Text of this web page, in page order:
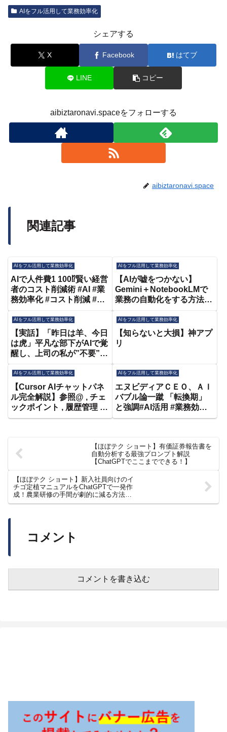
AIをフル活用して業務効率化
シェアする
X Facebook はてブ
LINE コピー
aibiztaronavi.spaceをフォローする
aibiztaronavi.space
関連記事
AIをフル活用して業務効率化
AIで人件費1 100⁉️賢い経営
者のコスト削減術 #AI #業
務効率化 #コスト削減 #DX
#天秤AI
AIをフル活用して業務効率化
【AIが嘘をつかない】
Gemini＋NotebookLMで
業務の自動化をする方法を
AIをフル活用して業務効率化
【実話】「昨日は羊、今日
は虎」平凡な部下がAIで覚
醒し、上司の私が”不要”に
用 #下剋上 #仕事術 #キャ
リア #DX #業務効率化 #上
司と部下 #リスキリング
AIをフル活用して業務効率化
【知らないと大損】神アプ
リ
AIをフル活用して業務効率化
【Cursor AIチャットパネ
ル完全解説】参照@ , チェ
ックポイント , 履歴管理 ,
チャット共有
AIをフル活用して業務効率化
エヌビディアＣＥＯ、ＡＩ
バブル論一蹴 「転換期」
と強調#AI活用 #業務効率
化 #Excel自動化
【ほぼテク ショート】有価証券報告書を
自動分析する最強プロンプト解説
【ChatGPTでここまでできる！】
【ほぼテク ショート】新入社員向けのイ
チゴ定植マニュアルをChatGPTで一発作
成！農業研修の手間が劇的に減る方法と
は？
コメント
コメントを書き込む